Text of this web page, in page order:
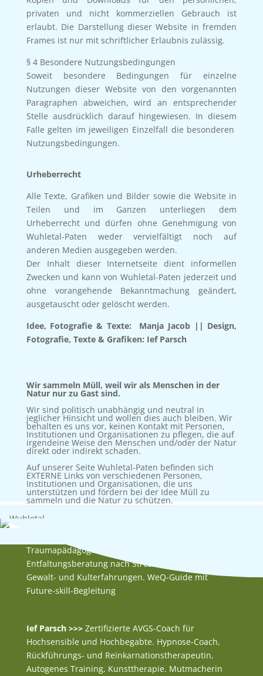
privaten und nicht kommerziellen Gebrauch ist
erlaubt. Die Darstellung dieser Website in fremden
Frames ist nur mit schriftlicher Erlaubnis zulässig.
§ 4 Besondere Nutzungsbedingungen
Soweit besondere Bedingungen für einzelne
Nutzungen dieser Website von den vorgenannten
Paragraphen abweichen, wird an entsprechender
Stelle ausdrücklich darauf hingewiesen. In diesem
Falle gelten im jeweiligen Einzelfall die besonderen
Nutzungsbedingungen.
Urheberrecht
Alle Texte, Grafiken und Bilder sowie die Website in
Teilen und im Ganzen unterliegen dem
Urheberrecht und dürfen ohne Genehmigung von
Wuhletal-Paten weder vervielfältigt noch auf
anderen Medien ausgegeben werden.
Der Inhalt dieser Internetseite dient informellen
Zwecken und kann von Wuhletal-Paten jederzeit und
ohne vorangehende Bekanntmachung geändert,
ausgetauscht oder gelöscht werden.
Idee, Fotografie & Texte: Manja Jacob || Design,
Fotografie, Texte & Grafiken: Ief Parsch
Wir sammeln Müll, weil wir als Menschen in der
Natur nur zu Gast sind.
Wir sind politisch unabhängig und neutral in
jeglicher Hinsicht und wollen dies auch bleiben. Wir
behalten es uns vor, keinen Kontakt mit Personen,
Institutionen und Organisationen zu pflegen, die auf
irgendeine Weise den Menschen und/oder der Natur
direkt oder indirekt schaden.
Auf unserer Seite Wuhletal-Paten befinden sich
EXTERNE Links von verschiedenen Personen,
Institutionen und Organisationen, die uns
unterstützen und fördern bei der Idee Müll zu
sammeln und die Natur zu schützen.
Traumapädagogin, Empathie-Trainerin,
Entfaltungsberatung nach Stress, Trauma und
Gewalt- und Kulterfahrungen. WeQ-Guide mit
Future-skill-Begleitung
Ief Parsch >>>Zertifizierte AVGS-Coach für
Hochsensible und Hochbegabte. Hypnose-Coach,
Rückführungs- und Reinkarnationstherapeutin,
Autogenes Training, Kunsttherapie. Mutmacherin